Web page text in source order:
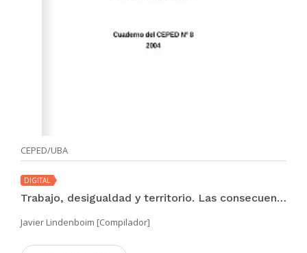
CEPED/UBA
DIGITAL
Trabajo, desigualdad y territorio. Las consecuencias del neoliberalismo
Javier Lindenboim [Compilador]